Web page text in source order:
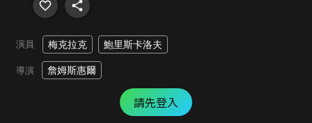
演員 梅克拉克 鮑里斯卡洛夫
導演 詹姆斯惠爾
請先登入